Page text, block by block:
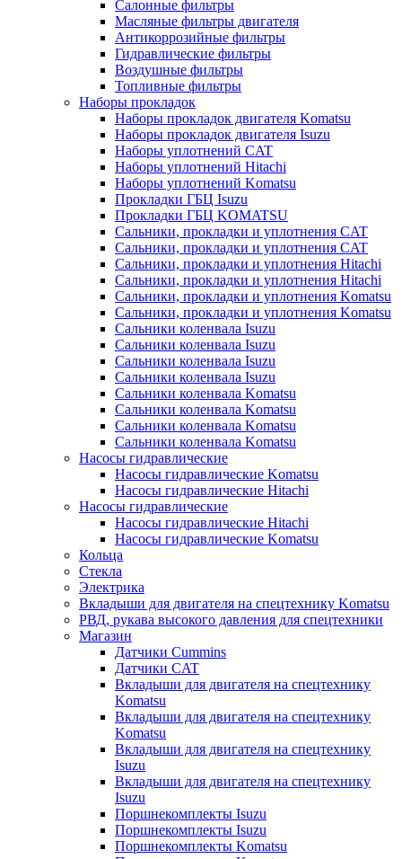
Салонные фильтры
Масляные фильтры двигателя
Антикоррозийные фильтры
Гидравлические фильтры
Воздушные фильтры
Топливные фильтры
Наборы прокладок
Наборы прокладок двигателя Komatsu
Наборы прокладок двигателя Isuzu
Наборы уплотнений CAT
Наборы уплотнений Hitachi
Наборы уплотнений Komatsu
Прокладки ГБЦ Isuzu
Прокладки ГБЦ KOMATSU
Сальники, прокладки и уплотнения CAT
Сальники, прокладки и уплотнения CAT
Сальники, прокладки и уплотнения Hitachi
Сальники, прокладки и уплотнения Hitachi
Сальники, прокладки и уплотнения Komatsu
Сальники, прокладки и уплотнения Komatsu
Сальники коленвала Isuzu
Сальники коленвала Isuzu
Сальники коленвала Isuzu
Сальники коленвала Isuzu
Сальники коленвала Komatsu
Сальники коленвала Komatsu
Сальники коленвала Komatsu
Сальники коленвала Komatsu
Насосы гидравлические
Насосы гидравлические Komatsu
Насосы гидравлические Hitachi
Насосы гидравлические
Насосы гидравлические Hitachi
Насосы гидравлические Komatsu
Кольца
Стекла
Электрика
Вкладыши для двигателя на спецтехнику Komatsu
РВД, рукава высокого давления для спецтехники
Магазин
Датчики Cummins
Датчики CAT
Вкладыши для двигателя на спецтехнику
Komatsu
Вкладыши для двигателя на спецтехнику
Komatsu
Вкладыши для двигателя на спецтехнику
Isuzu
Вкладыши для двигателя на спецтехнику
Isuzu
Поршнекомплекты Isuzu
Поршнекомплекты Isuzu
Поршнекомплекты Komatsu